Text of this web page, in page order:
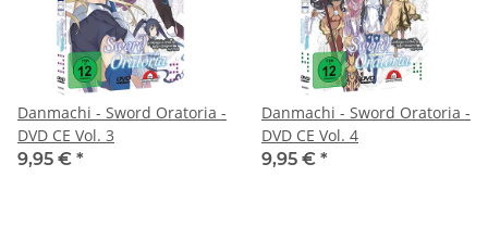
Danmachi - Sword Oratoria -
DVD CE Vol. 3
9,95 € *
Danmachi - Sword Oratoria -
DVD CE Vol. 4
9,95 € *